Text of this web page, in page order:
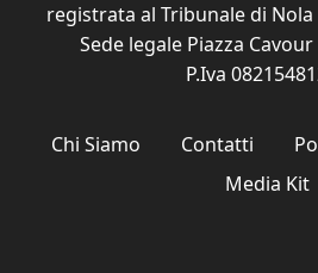
registrata al Tribunale di
Sede legale Piazza
P.Iva
Chi Siamo Contatti
Media Kit